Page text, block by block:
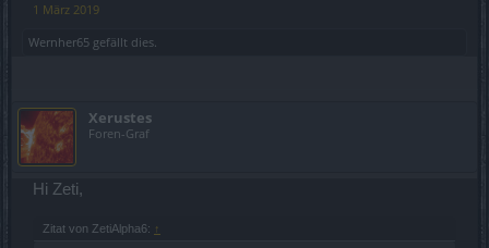
1 März 2019
Wernher65 gefällt dies.
Xerustes
Foren-Graf
Hi Zeti,
Zitat von ZetiAlpha6: ↑